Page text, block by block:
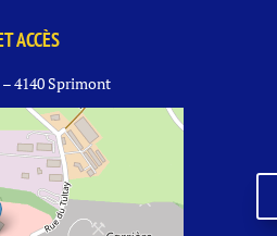
ACCÈS
4140 Sprimont